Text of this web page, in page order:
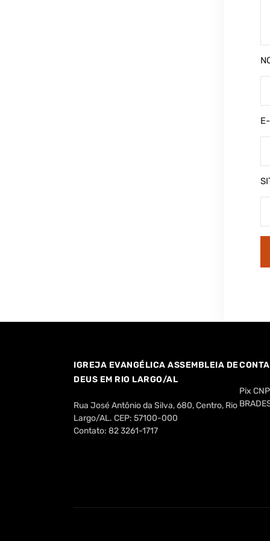
IGREJA EVANGÉLICA ASSEMBLEIA DE
DEUS EM RIO LARGO/AL
Rua José Antônio da Silva, 680, Centro, Rio
Largo/AL. CEP: 57100-000
Contato: 82 3261-1717
Pix